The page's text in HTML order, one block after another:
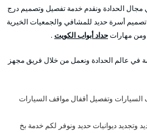
مجال الحدادة ونقدم خدمة تفصيل وتصميم درج
أسرة حديد للمشافي والجمعيات الخيرية
مهاراتحداد أبواب الكويت.
في عالم الحدادة ونعمل من خلال فريق مجهز
وتفصيل أقفال مواقف السيارات
ديوانيات حديد ونوفر لكم خدمة بخ